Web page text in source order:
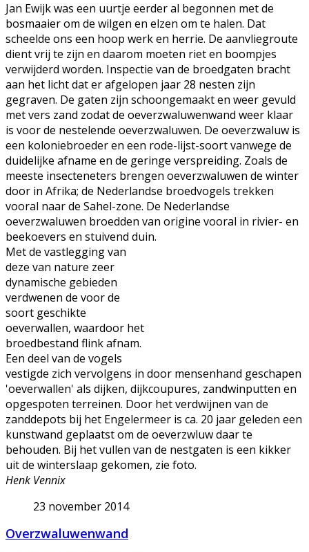
Jan Ewijk was een uurtje eerder al begonnen met de
bosmaaier om de wilgen en elzen om te halen. Dat
scheelde ons een hoop werk en herrie. De aanvliegroute
dient vrij te zijn en daarom moeten riet en boompjes
verwijderd worden. Inspectie van de broedgaten bracht
aan het licht dat er afgelopen jaar 28 nesten zijn
gegraven. De gaten zijn schoongemaakt en weer gevuld
met vers zand zodat de oeverzwaluwenwand weer klaar
is voor de nestelende oeverzwaluwen. De oeverzwaluw is
een koloniebroeder en een rode-lijst-soort vanwege de
duidelijke afname en de geringe verspreiding. Zoals de
meeste insecteneters brengen oeverzwaluwen de winter
door in Afrika; de Nederlandse broedvogels trekken
vooral naar de Sahel-zone. De Nederlandse
oeverzwaluwen broedden van origine vooral in rivier- en
beekoevers en stuivend duin.
Met de vastlegging van
deze van nature zeer
dynamische gebieden
verdwenen de voor de
soort geschikte
oeverwallen, waardoor het
broedbestand flink afnam.
Een deel van de vogels
vestigde zich vervolgens in door mensenhand geschapen
'oeverwallen' als dijken, dijkcoupures, zandwinputten en
opgespoten terreinen. Door het verdwijnen van de
zanddepots bij het Engelermeer is ca. 20 jaar geleden een
kunstwand geplaatst om de oeverzwluw daar te
behouden. Bij het vullen van de nestgaten is een kikker
uit de winterslaap gekomen, zie foto.
Henk Vennix
23 november 2014
Overzwaluwenwand